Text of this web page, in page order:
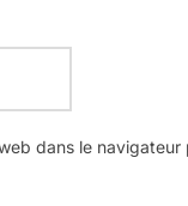
dans le